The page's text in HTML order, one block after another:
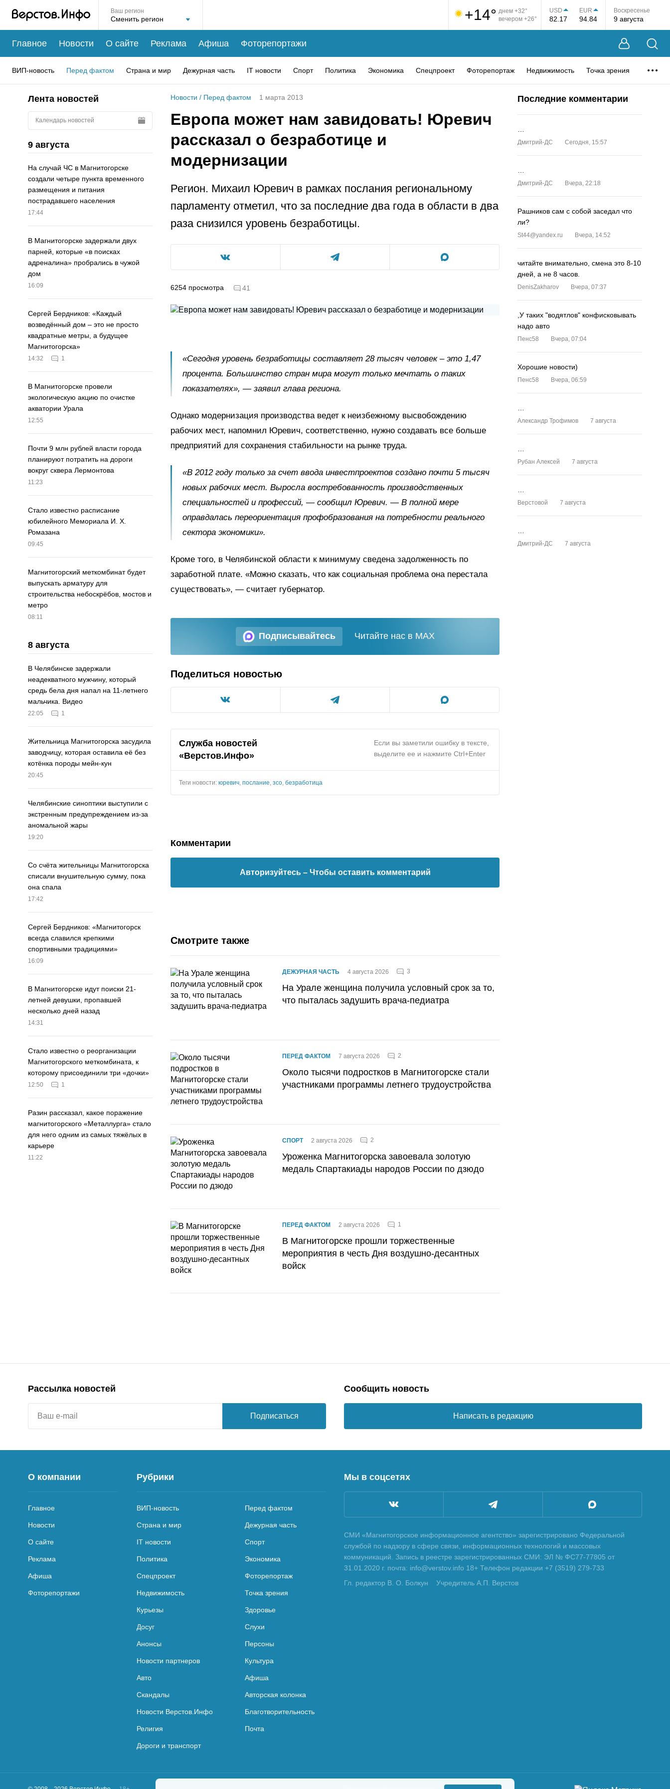
Ваш регион +14° днем +32°
вечером +26°
USD
82.17
EUR
94.84
Воскресенье
9 августа
Главное Новости О сайте Реклама Афиша Фоторепортажи
ВИП-новость Перед фактом Страна и мир Дежурная часть IT новости Спорт Политика Экономика Спецпроект Фоторепортаж Недвижимость Точка зрения
Лента новостей
Календарь новостей
9 августа
На случай ЧС в Магнитогорске
создали четыре пункта временного
размещения и питания
пострадавшего населения
17:44
В Магнитогорске задержали двух
парней, которые «в поисках
адреналина» пробрались в чужой
дом
16:09
Сергей Бердников: «Каждый
возведённый дом – это не просто
квадратные метры, а будущее
Магнитогорска»
14:32 1
В Магнитогорске провели
экологическую акцию по очистке
акватории Урала
12:55
Почти 9 млн рублей власти города
планируют потратить на дороги
вокруг сквера Лермонтова
11:23
Стало известно расписание
юбилейного Мемориала И. Х.
Ромазана
09:45
Магнитогорский меткомбинат будет
выпускать арматуру для
строительства небоскрёбов, мостов и
метро
08:11
8 августа
В Челябинске задержали
неадекватного мужчину, который
средь бела дня напал на 11-летнего
мальчика. Видео
22:05 1
Жительница Магнитогорска засудила
заводчицу, которая оставила её без
котёнка породы мейн-кун
20:45
Челябинские синоптики выступили с
экстренным предупреждением из-за
аномальной жары
19:20
Со счёта жительницы Магнитогорска
списали внушительную сумму, пока
она спала
17:42
Сергей Бердников: «Магнитогорск
всегда славился крепкими
спортивными традициями»
16:09
В Магнитогорске идут поиски 21-
летней девушки, пропавшей
несколько дней назад
14:31
Стало известно о реорганизации
Магнитогорского меткомбината, к
которому присоединили три «дочки»
12:50 1
Разин рассказал, какое поражение
магнитогорского «Металлурга» стало
для него одним из самых тяжёлых в
карьере
11:22
Новости / Перед фактом 1 марта 2013
Европа может нам завидовать! Юревич
рассказал о безработице и
модернизации
Регион. Михаил Юревич в рамках послания региональному
парламенту отметил, что за последние два года в области в два
раза снизился уровень безработицы.
6254 просмотра 41
«Сегодня уровень безработицы составляет 28 тысяч человек – это 1,47
процента. Большинство стран мира могут только мечтать о таких
показателях», — заявил глава региона.
Однако модернизация производства ведет к неизбежному высвобождению
рабочих мест, напомнил Юревич, соответственно, нужно создавать все больше
предприятий для сохранения стабильности на рынке труда.
«В 2012 году только за счет ввода инвестпроектов создано почти 5 тысяч
новых рабочих мест. Выросла востребованность производственных
специальностей и профессий, — сообщил Юревич. — В полной мере
оправдалась переориентация профобразования на потребности реального
сектора экономики».
Кроме того, в Челябинской области к минимуму сведена задолженность по
заработной плате. «Можно сказать, что как социальная проблема она перестала
существовать», — считает губернатор.
Подписывайтесь Читайте нас в MAX
Поделиться новостью
Служба новостей
«Верстов.Инфо»
Если вы заметили ошибку в тексте,
выделите ее и нажмите Ctrl+Enter
Теги новости: юревич послание зсо безработица
Комментарии
Авторизуйтесь – Чтобы оставить комментарий
Смотрите также
ДЕЖУРНАЯ ЧАСТЬ 4 августа 2026 3
На Урале женщина получила условный срок за то,
что пыталась задушить врача-педиатра
ПЕРЕД ФАКТОМ 7 августа 2026 2
Около тысячи подростков в Магнитогорске стали
участниками программы летнего трудоустройства
СПОРТ 2 августа 2026 2
Уроженка Магнитогорска завоевала золотую
медаль Спартакиады народов России по дзюдо
ПЕРЕД ФАКТОМ 2 августа 2026 1
В Магнитогорске прошли торжественные
мероприятия в честь Дня воздушно-десантных
войск
Последние комментарии
Дмитрий-ДС Сегодня, 15:57
Дмитрий-ДС Вчера, 22:18
Рашников сам с собой заседал что
ли?
St44@yandex.ru Вчера, 14:52
читайте внимательно, смена это 8-10
дней, а не 8 часов.
DenisZakharov Вчера, 07:37
,У таких "водятлов" конфисковывать
надо авто
Пенс58 Вчера, 07:04
Хорошие новости)
Пенс58 Вчера, 06:59
Александр Трофимов 7 августа
Рубан Алексей 7 августа
Верстовой 7 августа
Дмитрий-ДС 7 августа
Рассылка новостей
Подписаться
Сообщить новость
Написать в редакцию
О компании
Главное
Новости
О сайте
Реклама
Афиша
Фоторепортажи
Рубрики
ВИП-новость Перед фактом
Страна и мир Дежурная часть
IT новости Спорт
Политика Экономика
Спецпроект Фоторепортаж
Недвижимость Точка зрения
Курьезы Здоровье
Досуг Слухи
Анонсы Персоны
Новости партнеров Культура
Авто Афиша
Скандалы Авторская колонка
Новости Верстов.Инфо Благотворительность
Религия Почта
Дороги и транспорт
Мы в соцсетях
СМИ «Магнитогорское информационное агентство» зарегистрировано Федеральной
службой по надзору в сфере связи, информационных технологий и массовых
коммуникаций. Запись в реестре зарегистрированных СМИ: ЭЛ № ФС77-77805 от
31.01.2020 г. почта: info@verstov.info 18+ Телефон редакции +7 (3519) 279-733
Гл. редактор В. О. Болкун
Учредитель А.П. Верстов